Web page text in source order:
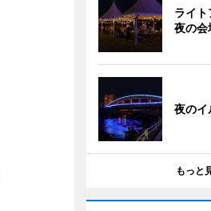
ライ
夜の会
夜のイ
もっと